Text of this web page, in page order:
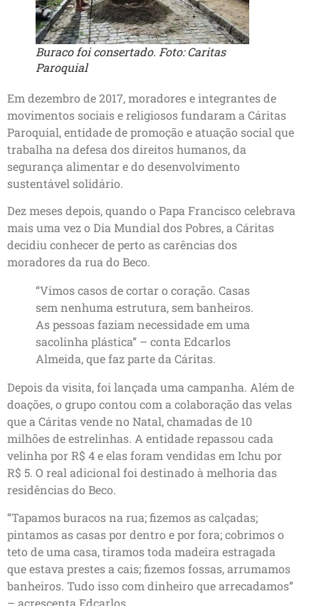
Buraco foi consertado. Foto: Caritas
Paroquial
Em dezembro de 2017, moradores e integrantes de
movimentos sociais e religiosos fundaram a Cáritas
Paroquial, entidade de promoção e atuação social que
trabalha na defesa dos direitos humanos, da
segurança alimentar e do desenvolvimento
sustentável solidário.
Dez meses depois, quando o Papa Francisco celebrava
mais uma vez o Dia Mundial dos Pobres, a Cáritas
decidiu conhecer de perto as carências dos
moradores da rua do Beco.
“Vimos casos de cortar o coração. Casas
sem nenhuma estrutura, sem banheiros.
As pessoas faziam necessidade em uma
sacolinha plástica” – conta Edcarlos
Almeida, que faz parte da Cáritas.
Depois da visita, foi lançada uma campanha. Além de
doações, o grupo contou com a colaboração das velas
que a Cáritas vende no Natal, chamadas de 10
milhões de estrelinhas. A entidade repassou cada
velinha por R$ 4 e elas foram vendidas em Ichu por
R$ 5. O real adicional foi destinado à melhoria das
residências do Beco.
“Tapamos buracos na rua; fizemos as calçadas;
pintamos as casas por dentro e por fora; cobrimos o
teto de uma casa, tiramos toda madeira estragada
que estava prestes a cais; fizemos fossas, arrumamos
banheiros. Tudo isso com dinheiro que arrecadamos”
– acrescenta Edcarlos.